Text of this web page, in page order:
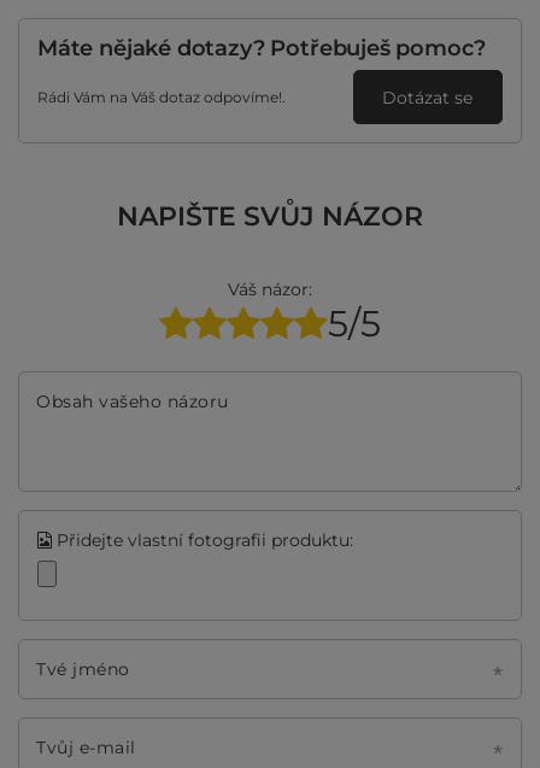
Máte nějaké dotazy? Potřebuješ pomoc?
Rádi Vám na Váš dotaz odpovíme!. Dotázat se
NAPIŠTE SVŮJ NÁZOR
Váš názor:
5/5
Obsah vašeho názoru
Přidejte vlastní fotografii produktu:
Tvé jméno
Tvůj e-mail